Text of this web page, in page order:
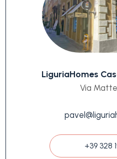
LiguriaHomes
Via
+39 328